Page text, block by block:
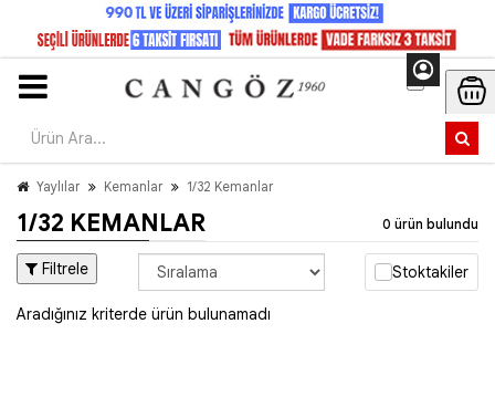
Yaylılar Kemanlar 1/32 Kemanlar
1/32 KEMANLAR 0 ürün bulundu
Filtrele Stoktakiler
Aradığınız kriterde ürün bulunamadı